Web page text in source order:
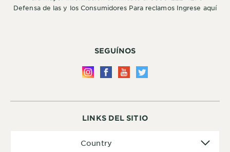
LINKS DEL SITIO
Country
SEGUÍNOS
Defensa de las y los Consumidores Para reclamos Ingrese aquí